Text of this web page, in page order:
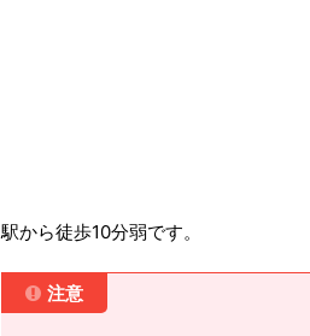
駅から徒歩10分弱です。
注意